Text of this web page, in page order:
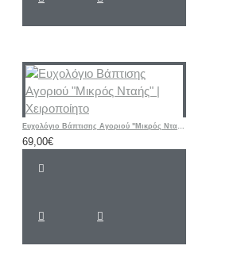
Ευχολόγιο Βάπτισης Αγοριού "Μικρός Νταής" | Χειροποίητο
69,00€